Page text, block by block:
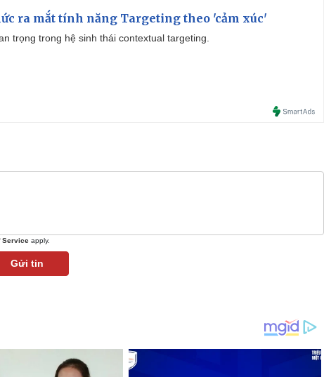
ra mắt tính năng Targeting theo 'cảm xúc'
trọng trong hệ sinh thái contextual targeting.
Service apply.
Gửi tin